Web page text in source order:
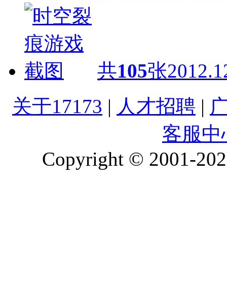
共105张
关于17173 | 人才招聘 |
客服中
Copyright © 2001-